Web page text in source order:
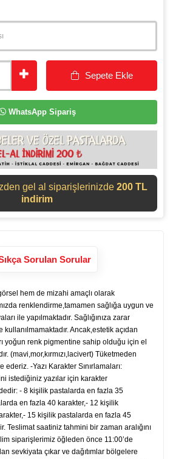
Sepete Ekle
WhatsApp Sipariş
gel al siparişlerinizde 200 TL
indirim
Sorulan Sorular
hem de mizahi amaçlı olarak
renklendirme,tamamen sağlığa uygun ve
ile yapılmaktadır. Sağlığınıza zarar
Ancak,estetik açıdan
yoğun renk pigmentine sahip olduğu için el
(mavi,mor,kırmızı,lacivert) Tüketmeden
ederiz. -Yazı Karakter Sınırlamaları:
istediğiniz yazılar için karakter
- 8 kişilik pastalarda en fazla 35
en fazla 40 karakter,- 12 kişilik
15 kişilik pastalarda en fazla 45
Teslimat saatiniz tahmini bir zaman aralığını
siparişlerimiz öğleden önce 11:00’de
sevkiyata çıkar ve dağıtımlar bölgelere